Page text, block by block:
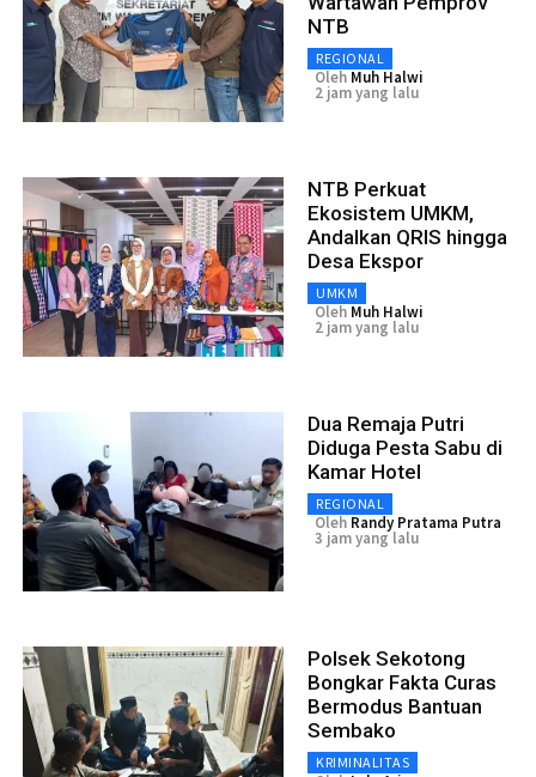
NTB
REGIONAL
Oleh Muh Halwi
2 jam yang lalu
NTB Perkuat
Ekosistem UMKM,
Andalkan QRIS hingga
Desa Ekspor
UMKM
Oleh Muh Halwi
2 jam yang lalu
Dua Remaja Putri
Diduga Pesta Sabu di
Kamar Hotel
REGIONAL
Oleh Randy Pratama Putra
3 jam yang lalu
Polsek Sekotong
Bongkar Fakta Curas
Bermodus Bantuan
Sembako
KRIMINALITAS